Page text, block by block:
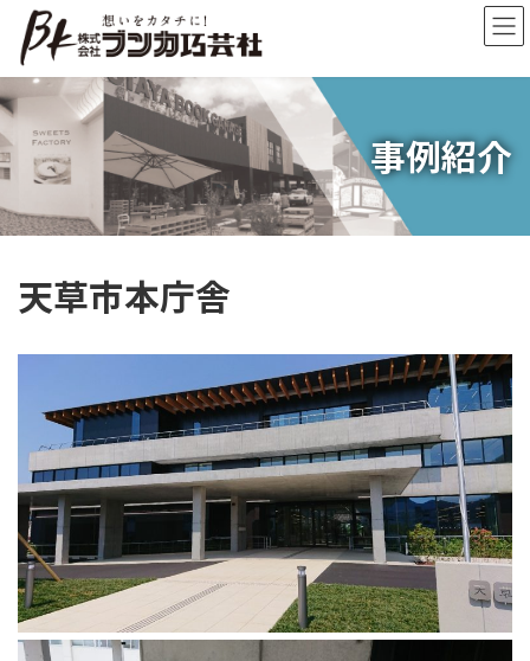
ツ
へ
ス
キ
ッ
プ
シ
ョ
ン
に
移
動
事例紹介
天草市本庁舎